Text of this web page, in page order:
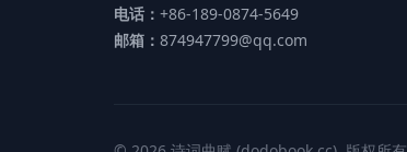
电话： +86-189-0874-5649
邮箱： 874947799@qq.com